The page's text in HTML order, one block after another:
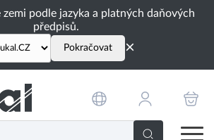
zemi podle jazyka a platných daňových
předpisů.
Pokračovat ×